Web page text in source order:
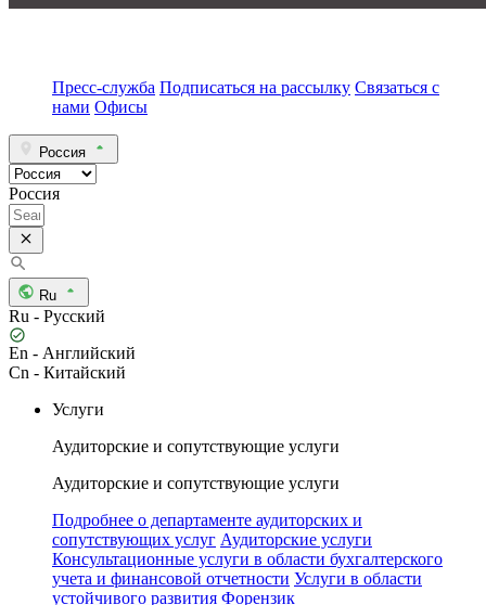
Пресс-служба Подписаться на рассылку Связаться с
нами Офисы
Россия
Россия
Ru
Ru - Русский
En - Английский
Cn - Китайский
Услуги
Аудиторские и сопутствующие услуги
Аудиторские и сопутствующие услуги
Подробнее о департаменте аудиторских и
сопутствующих услуг Аудиторские услуги
Консультационные услуги в области бухгалтерского
учета и финансовой отчетности Услуги в области
устойчивого развития Форензик